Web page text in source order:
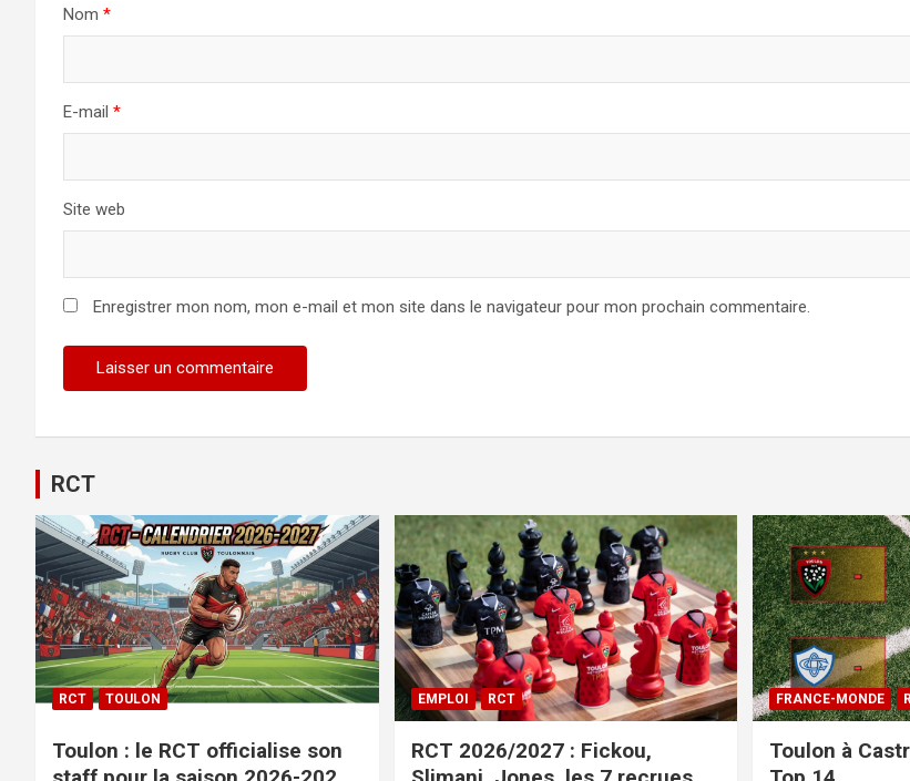
Nom *
E-mail *
Site web
Enregistrer mon nom, mon e-mail et mon site dans le navigateur pour mon prochain commentaire.
RCT
RCT TOULON
Toulon : le RCT officialise son
EMPLOI RCT
RCT 2026/2027 : Fickou,
FRANCE-MONDE
Toulon à